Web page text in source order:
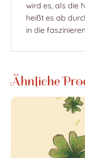
wird es, als die
heißt es ab
in die
Ähnliche